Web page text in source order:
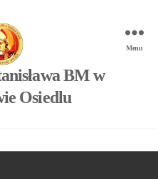
BM w
Osiedlu
Menu